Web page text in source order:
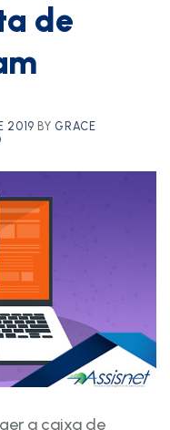
de
2019 BY GRACE
a caixa de